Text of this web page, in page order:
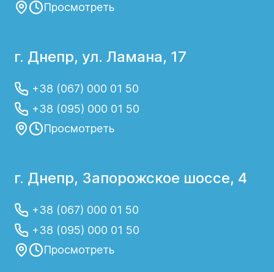
Просмотреть
г. Днепр, ул. Ламана, 17
+38 (067) 000 01 50
+38 (095) 000 01 50
Просмотреть
г. Днепр, Запорожское шоссе, 4
+38 (067) 000 01 50
+38 (095) 000 01 50
Просмотреть